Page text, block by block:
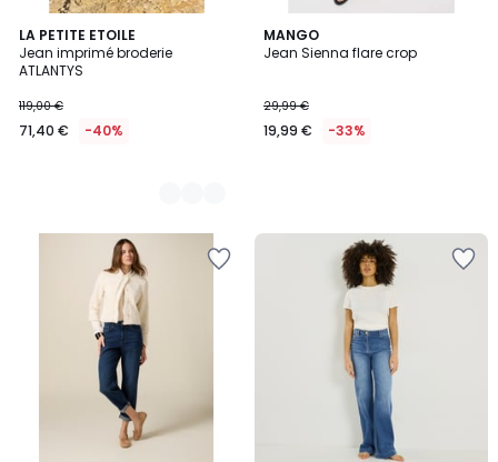
LA PETITE ETOILE
Jean imprimé broderie
ATLANTYS
119,00 €
71,40 € -40%
2
Couleurs
MANGO
Jean Sienna flare crop
29,99 €
19,99 € -33%